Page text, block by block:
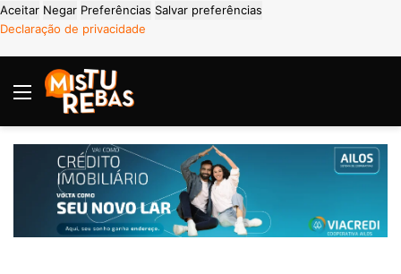
Aceitar Negar Preferências Salvar preferências
Declaração de privacidade
Menu